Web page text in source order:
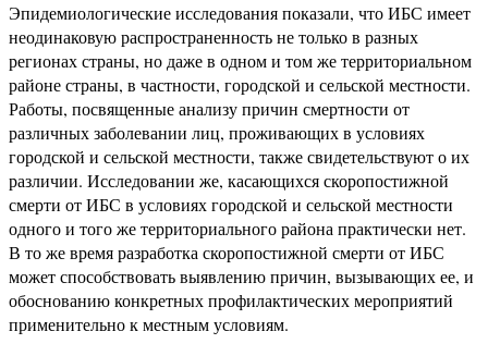
Эпидемиологические исследования показали, что ИБС имеет
неодинаковую распространенность не только в разных
регионах страны, но даже в одном и том же территориальном
районе страны, в частности, городской и сельской местности.
Работы, посвященные анализу причин смертности от
различных заболевании лиц, проживающих в условиях
городской и сельской местности, также свидетельствуют о их
различии. Исследовании же, касающихся скоропостижной
смерти от ИБС в условиях городской и сельской местности
одного и того же территориального района практически нет.
В то же время разработка скоропостижной смерти от ИБС
может способствовать выявлению причин, вызывающих ее, и
обоснованию конкретных профилактических мероприятий
применительно к местным условиям.